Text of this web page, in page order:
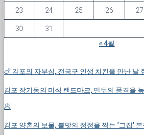
23 24 25 26 27
30
31
« 4월
🍗 김포의 자부심, 전국구 인생 치킨을 만난 날
김포 장기동의 미식 랜드마크, 만두의 품격을
🥟
김포 양촌의 보물, 불맛의 정점을 찍는 ‘그집’